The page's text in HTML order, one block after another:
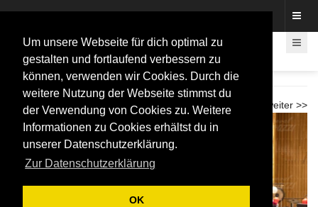
Um unsere Webseite für dich optimal zu
gestalten und fortlaufend verbessern zu
können, verwenden wir Cookies. Durch die
weitere Nutzung der Webseite stimmst du
der Verwendung von Cookies zu. Weitere
Informationen zu Cookies erhältst du in
unserer Datenschutzerklärung.
Zur Datenschutzerklärung
OK
Karnevalkonzert Beethovenhalle 2026
weiter >>